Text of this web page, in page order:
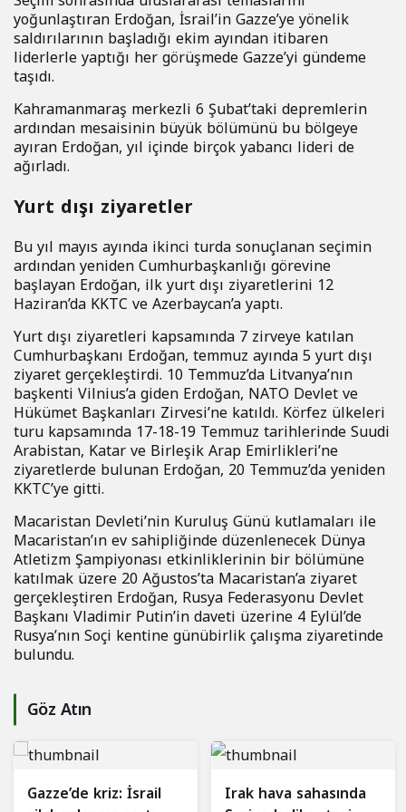
yoğunlaştıran Erdoğan, İsrail’in Gazze’ye yönelik
saldırılarının başladığı ekim ayından itibaren
liderlerle yaptığı her görüşmede Gazze’yi gündeme
taşıdı.
Kahramanmaraş merkezli 6 Şubat’taki depremlerin
ardından mesaisinin büyük bölümünü bu bölgeye
ayıran Erdoğan, yıl içinde birçok yabancı lideri de
ağırladı.
Yurt dışı ziyaretler
Bu yıl mayıs ayında ikinci turda sonuçlanan seçimin
ardından yeniden Cumhurbaşkanlığı görevine
başlayan Erdoğan, ilk yurt dışı ziyaretlerini 12
Haziran’da KKTC ve Azerbaycan’a yaptı.
Yurt dışı ziyaretleri kapsamında 7 zirveye katılan
Cumhurbaşkanı Erdoğan, temmuz ayında 5 yurt dışı
ziyaret gerçekleştirdi. 10 Temmuz’da Litvanya’nın
başkenti Vilnius’a giden Erdoğan, NATO Devlet ve
Hükümet Başkanları Zirvesi’ne katıldı. Körfez ülkeleri
turu kapsamında 17-18-19 Temmuz tarihlerinde Suudi
Arabistan, Katar ve Birleşik Arap Emirlikleri’ne
ziyaretlerde bulunan Erdoğan, 20 Temmuz’da yeniden
KKTC’ye gitti.
Macaristan Devleti’nin Kuruluş Günü kutlamaları ile
Macaristan’ın ev sahipliğinde düzenlenecek Dünya
Atletizm Şampiyonası etkinliklerinin bir bölümüne
katılmak üzere 20 Ağustos’ta Macaristan’a ziyaret
gerçekleştiren Erdoğan, Rusya Federasyonu Devlet
Başkanı Vladimir Putin’in daveti üzerine 4 Eylül’de
Rusya’nın Soçi kentine günübirlik çalışma ziyaretinde
bulundu.
Göz Atın
Gazze’de kriz: İsrail Irak hava sahasında